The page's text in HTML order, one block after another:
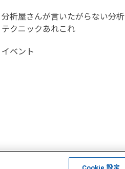
分析屋さんが言いたがらない分析
テクニックあれこれ
イベント